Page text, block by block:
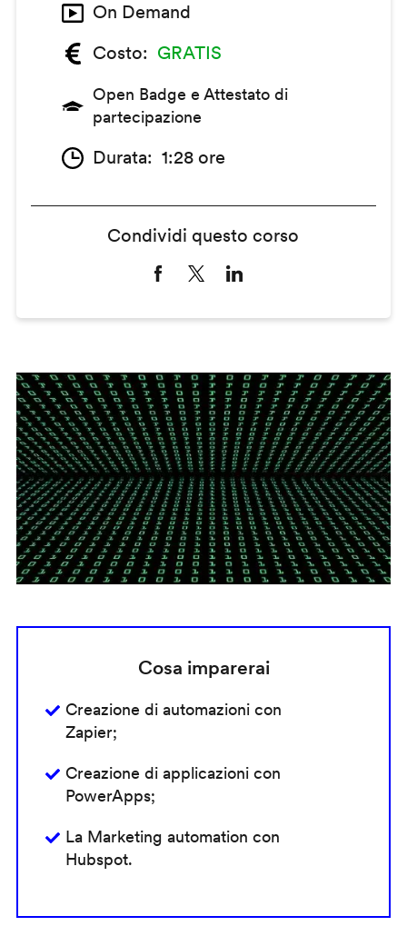
On Demand
Costo
GRATIS
Open Badge e Attestato di
partecipazione
Durata 1:28 ore
Condividi questo corso
Cosa imparerai
Creazione di automazioni con
Zapier;
Creazione di applicazioni con
PowerApps;
La Marketing automation con
Hubspot.